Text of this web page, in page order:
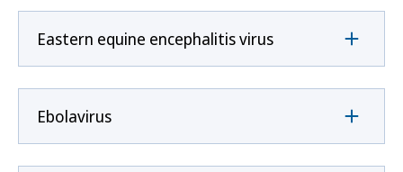
Eastern equine encephalitis virus
Ebolavirus